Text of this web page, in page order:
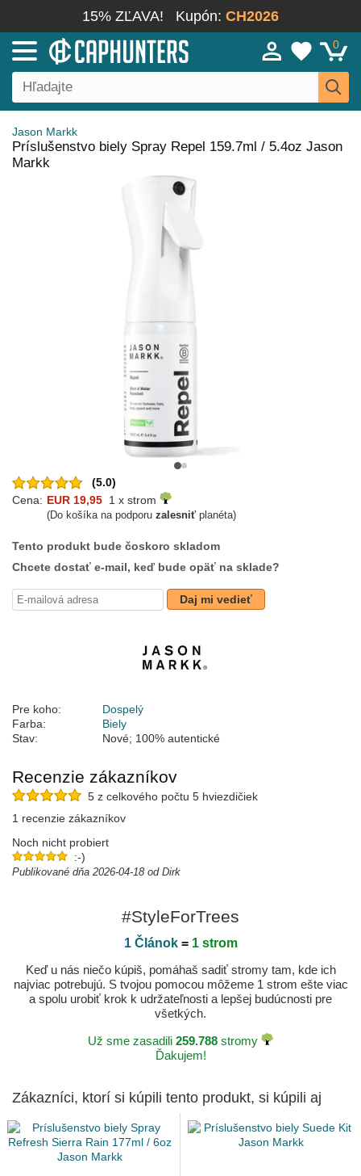
15% ZĽAVA! Kupón: CH2026
0
Jason Markk
Príslušenstvo biely Spray Repel 159.7ml / 5.4oz Jason
Markk
(5.0)
Cena: EUR 19,95 1 x strom
(Do košíka na podporu zalesniťplanéta)
Tento produkt bude čoskoro skladom
Chcete dostať e-mail, keď bude opäť na sklade?
Daj mi vedieť
Pre koho:
Dospelý
Farba:
Biely
Stav:
Nové; 100% autentické
Recenzie zákazníkov
5 z celkového počtu 5 hviezdičiek
1 recenzie zákazníkov
Noch nicht probiert
:-)
Publikované dňa 2026-04-18 od Dirk
#StyleForTrees
1 Článok= 1 strom
Keď u nás niečo kúpiš, pomáhaš sadiť stromy tam, kde ich
najviac potrebujú. S tvojou pomocou môžeme 1 strom ešte viac
a spolu urobiť krok k udržateľnosti a lepšej budúcnosti pre
všetkých.
Už sme zasadili 259.788 stromy
Ďakujem!
Zákazníci, ktorí si kúpili tento produkt, si kúpili aj